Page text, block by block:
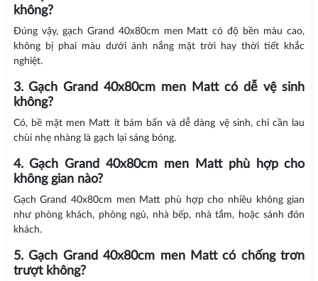
không?
Đúng vậy, gạch Grand 40x80cm men Matt có độ bền màu cao,
không bị phai màu dưới ánh nắng mặt trời hay thời tiết khắc
nghiệt.
3. Gạch Grand 40x80cm men Matt có dễ vệ sinh
không?
Có, bề mặt men Matt ít bám bẩn và dễ dàng vệ sinh, chỉ cần lau
chùi nhẹ nhàng là gạch lại sáng bóng.
4. Gạch Grand 40x80cm men Matt phù hợp cho
không gian nào?
Gạch Grand 40x80cm men Matt phù hợp cho nhiều không gian
như phòng khách, phòng ngủ, nhà bếp, nhà tắm, hoặc sảnh đón
khách.
5. Gạch Grand 40x80cm men Matt có chống trơn
trượt không?